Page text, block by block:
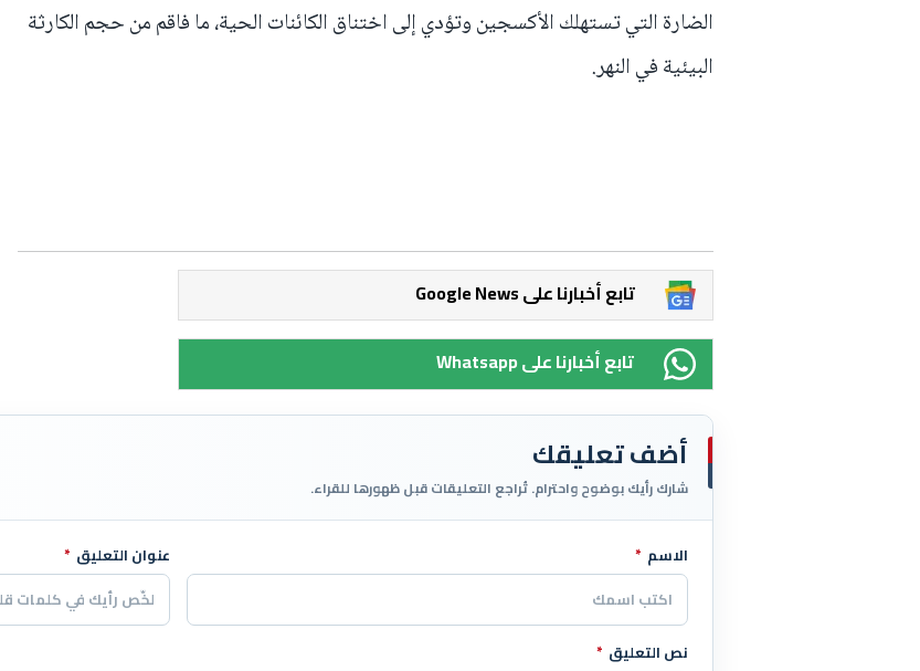
الضارة التي تستهلك الأكسجين وتؤدي إلى اختناق الكائنات الحية، ما فاقم من حجم الكارثة
البيئية في النهر.
Google News تابع أخبارنا على
Whatsapp تابع أخبارنا على
أضف تعليقك
شارك رأيك بوضوح واحترام. تُراجع التعليقات قبل ظهورها للقراء.
اترك هذا الحقل فارغاً
الاسم * عنوان التعليق *
نص التعليق *